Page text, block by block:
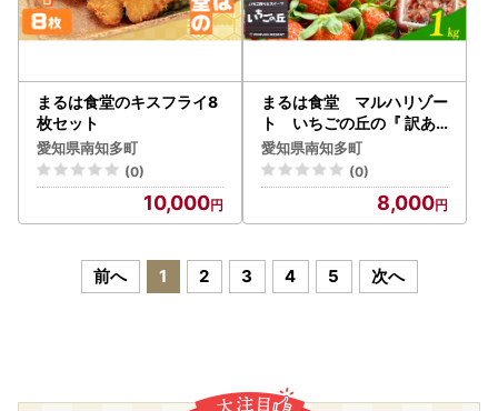
まるは食堂のキスフライ8
枚セット
愛知県南知多町
(0)
10,000
まるは食堂 マルハリゾー
ト いちごの丘の『 訳あ
り 』完熟冷凍いちご 1kg
愛知県南知多町
(0)
8,000
前へ 1 2 3 4 5 次へ